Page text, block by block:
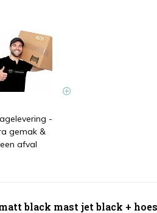
-
gemak &
afval
black mast jet black + hoes